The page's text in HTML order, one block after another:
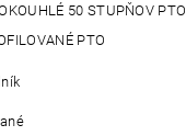
50 STUPŇOV PTO
PTO